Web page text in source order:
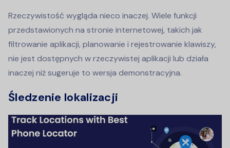
Rzeczywistość wygląda nieco inaczej. Wiele funkcji
przedstawionych na stronie internetowej, takich jak
filtrowanie aplikacji, planowanie i rejestrowanie klawiszy,
nie jest dostępnych w rzeczywistej aplikacji lub działa
inaczej niż sugeruje to wersja demonstracyjna.
Śledzenie lokalizacji